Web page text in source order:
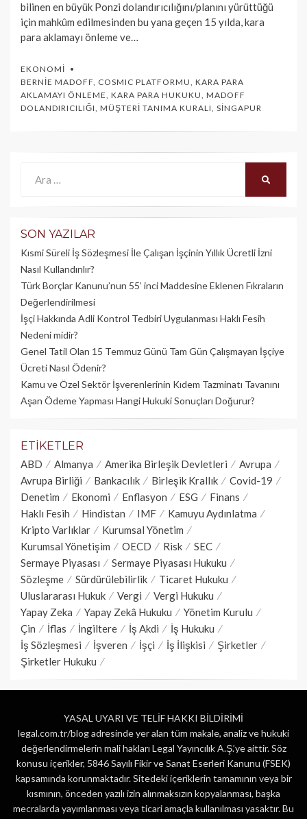
bilinen en büyük Ponzi dolandırıcılığını/planını yürüttüğü
için mahkûm edilmesinden bu yana geçen 15 yılda, kara
para aklamayı önleme ve…
EKONOMI
BERNIE MADOFF, COSMIC PLATFORMU, KARA PARA
AKLAMAYI ÖNLEME, KARA PARA HUKUKU, MADOFF
DOLANDIRICILIĞI, MÜŞTERI TANIMA KURALI, SINGAPUR
SON YAZILAR
Kısmi Süreli İş Sözleşmesi İle Çalışan İşçinin Yıllık Üc­retli İzni
Nasıl Kullandırılır?
Türk Borçlar Kanunu’nun 55’ inci Maddesine Eklenen Fıkraların
Değerlendirilmesi
İşçi Hakkında Adli Kontrol Tedbiri Uygulanması Haklı Fesih
Nedeni midir?
Genel Tatil Olan 15 Temmuz Günü Tam Gün Çalışmayan İşçiye
Ücreti Nasıl Ödenir?
Kamu ve Özel Sektör İşverenlerinin Kıdem Tazminatı Tavanını
Aşan Ödeme Yapması Hangi Hukuki Sonuçları Doğurur?
ETIKETLER
ABD Almanya Amerika Birleşik Devletleri
Avrupa
Avrupa Birliği
Bankacılık Birleşik Krallık
Covid-19
Denetim
Ekonomi Enflasyon ESG
Finans
Haklı Fesih
Hindistan IMF
Kamuyu Aydınlatma
Kripto Varlıklar
Kurumsal Yönetim
Kurumsal Yönetişim
OECD Risk
SEC
Sermaye Piyasası
Sermaye Piyasası Hukuku
Sözleşme
Sürdürülebilirlik
Ticaret Hukuku
Uluslararası Hukuk
Vergi
Vergi Hukuku
Yapay Zeka
Yapay Zekâ Hukuku
Yönetim Kurulu
Çin
İflas İngiltere İş Akdi
İş Hukuku
İş Sözleşmesi
İşveren İşçi İş İlişkisi
Şirketler
Şirketler Hukuku
YASAL UYARI VE TELİF HAKKI BİLDİRİMİ
legal.com.tr/blog adresinde yer alan tüm makale, analiz ve hukuki
değerlendirmelerin mali hakları Legal Yayıncılık A.Ş.’ye aittir. Söz
konusu içerikler, 5846 Sayılı Fikir ve Sanat Eserleri Kanunu (FSEK)
kapsamında korunmaktadır. Sitedeki içeriklerin tamamının veya bir
kısmının, önceden yazılı izin alınmaksızın kopyalanması, başka
mecralarda yayımlanması veya ticari amaçla kullanılması yasaktır. Bu